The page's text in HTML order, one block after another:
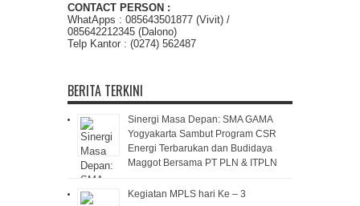
CONTACT PERSON :
WhatApps : 085643501877 (Vivit) /
085642212345 (Dalono)
Telp Kantor : (0274) 562487
BERITA TERKINI
Sinergi Masa Depan: SMA GAMA
Yogyakarta Sambut Program CSR
Energi Terbarukan dan Budidaya
Maggot Bersama PT PLN & ITPLN
Kegiatan MPLS hari Ke – 3